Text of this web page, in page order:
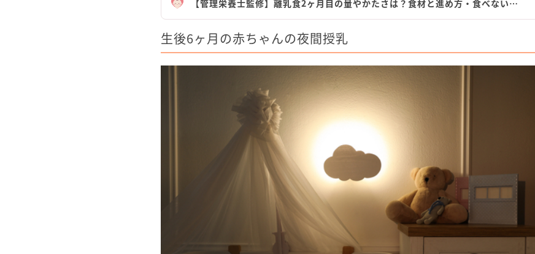
【管理栄養士監修】離乳食2ヶ月目の量やかたさは？食材と進め方・食べない…
生後6ヶ月の赤ちゃんの夜間授乳